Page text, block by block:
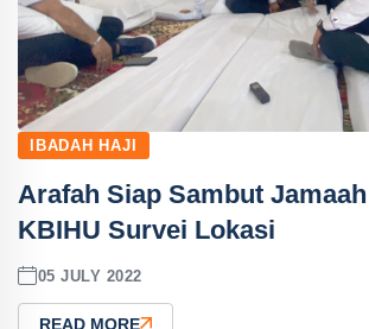
IBADAH HAJI
Arafah Siap Sambut
KBIHU Survei Lokasi
05 JULY 2022
READ MORE